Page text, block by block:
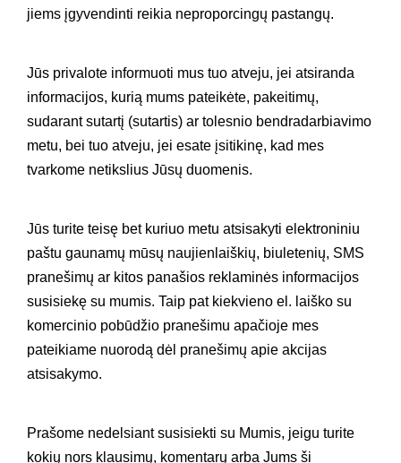
jiems įgyvendinti reikia neproporcingų pastangų.
Jūs privalote informuoti mus tuo atveju, jei atsiranda
informacijos, kurią mums pateikėte, pakeitimų,
sudarant sutartį (sutartis) ar tolesnio bendradarbiavimo
metu, bei tuo atveju, jei esate įsitikinę, kad mes
tvarkome netikslius Jūsų duomenis.
Jūs turite teisę bet kuriuo metu atsisakyti elektroniniu
paštu gaunamų mūsų naujienlaiškių, biuletenių, SMS
pranešimų ar kitos panašios reklaminės informacijos
susisiekę su mumis. Taip pat kiekvieno el. laiško su
komercinio pobūdžio pranešimu apačioje mes
pateikiame nuorodą dėl pranešimų apie akcijas
atsisakymo.
Prašome nedelsiant susisiekti su Mumis, jeigu turite
kokių nors klausimų, komentarų arba Jums ši